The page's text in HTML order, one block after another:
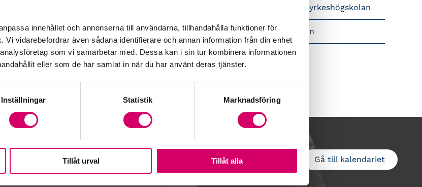
innehållet och annonserna till användarna, tillhandahålla funktioner för
vidarebefordrar även sådana identifierare och annan information från din enhet
som vi samarbetar med. Dessa kan i sin tur kombinera informationen
eller som de har samlat in när du har använt deras tjänster.
Inställningar Statistik Marknadsföring
Tillåt urval Tillåt alla
Öppet brev till Myndigheten för yrkeshögskolan
Framtidsutsikter i lönebranschen
Gå till kalendariet
Lägg till i kalender